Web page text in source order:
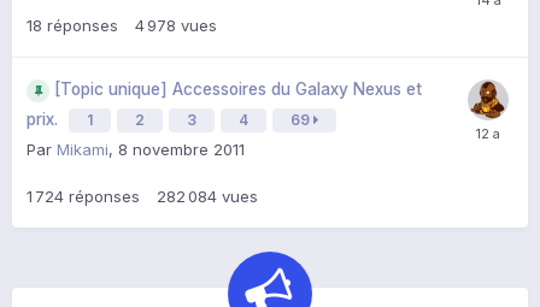
18 réponses 4 978 vues
[Topic unique] Accessoires du Galaxy Nexus et
prix.
1 2 3 4 69
Par Mikami, 8 novembre 2011
1 724 réponses 282 084 vues